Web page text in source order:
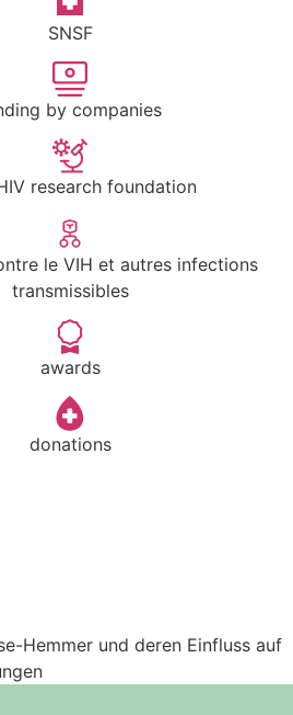
SNSF
by companies
research foundation
le VIH et autres infections
transmissibles
awards
donations
Hemmer und deren Einfluss auf